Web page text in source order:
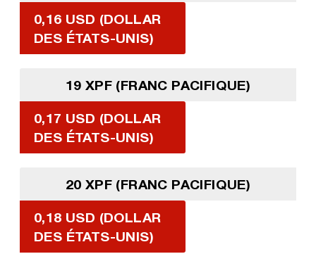
0,16 USD (DOLLAR
DES ÉTATS-UNIS)
19 XPF (FRANC PACIFIQUE)
0,17 USD (DOLLAR
DES ÉTATS-UNIS)
20 XPF (FRANC PACIFIQUE)
0,18 USD (DOLLAR
DES ÉTATS-UNIS)